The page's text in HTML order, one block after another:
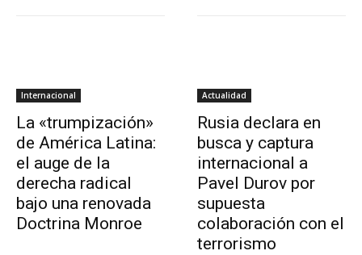
Internacional
La «trumpización»
de América Latina:
el auge de la
derecha radical
bajo una renovada
Doctrina Monroe
Actualidad
Rusia declara en
busca y captura
internacional a
Pavel Durov por
supuesta
colaboración con el
terrorismo